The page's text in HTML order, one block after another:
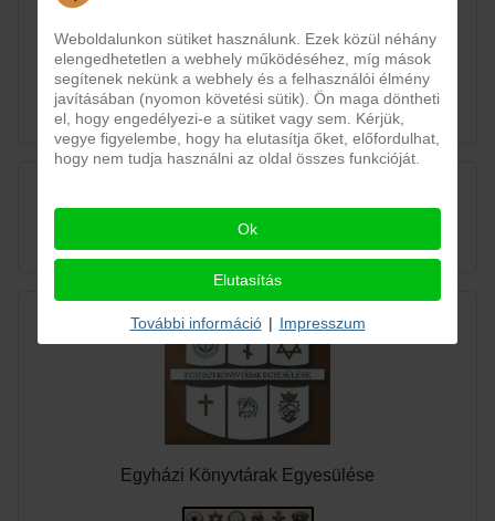
Joomla Socialby OrdaSoft!
Egyházi Könyvtárak Egyesülése
Weboldalunkon sütiket használunk. Ezek közül néhány
elengedhetetlen a webhely működéséhez, míg mások
segítenek nekünk a webhely és a felhasználói élmény
javításában (nyomon követési sütik). Ön maga döntheti
el, hogy engedélyezi-e a sütiket vagy sem. Kérjük,
vegye figyelembe, hogy ha elutasítja őket, előfordulhat,
hogy nem tudja használni az oldal összes funkcióját.
Ok
Elutasítás
További információ | Impresszum